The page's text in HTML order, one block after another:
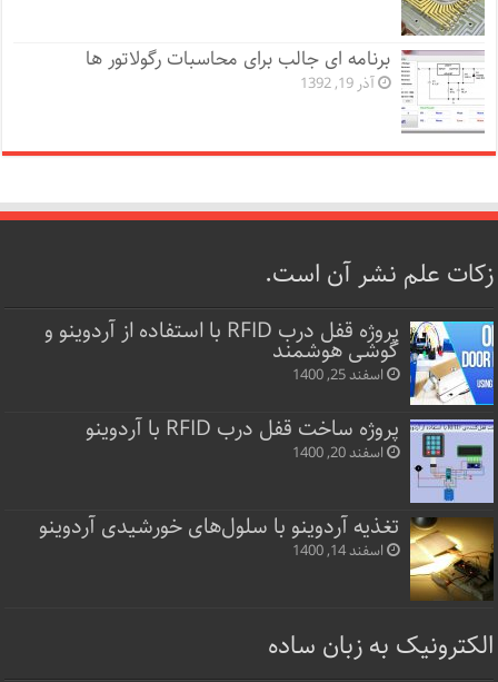
برنامه ای جالب برای محاسبات رگولاتور ها
آذر 19, 1392
زکات علم نشر آن است.
پروژه قفل‌ درب RFID با استفاده از آردوینو و
گوشی هوشمند
اسفند 25, 1400
پروژه ساخت قفل‌ درب RFID با آردوینو
اسفند 20, 1400
تغذیه آردوینو با سلول‌های خورشیدی آردوینو
اسفند 14, 1400
الکترونیک به زبان ساده